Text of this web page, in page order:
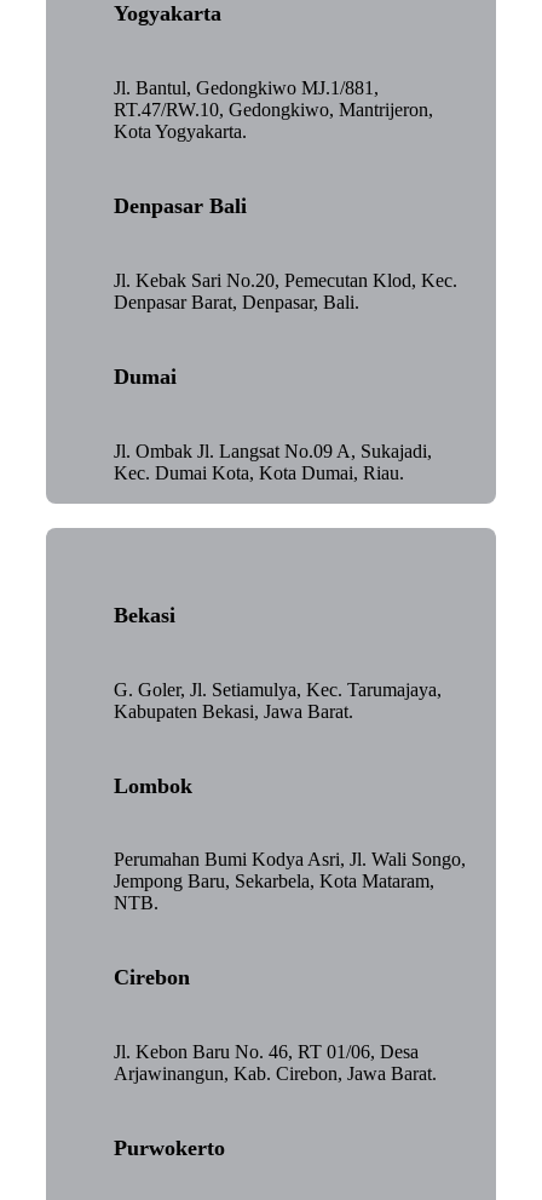
Yogyakarta
Jl. Bantul, Gedongkiwo MJ.1/881,
RT.47/RW.10, Gedongkiwo, Mantrijeron,
Kota Yogyakarta.
Denpasar Bali
Jl. Kebak Sari No.20, Pemecutan Klod, Kec.
Denpasar Barat, Denpasar, Bali.
Dumai
Jl. Ombak Jl. Langsat No.09 A, Sukajadi,
Kec. Dumai Kota, Kota Dumai, Riau.
Bekasi
G. Goler, Jl. Setiamulya, Kec. Tarumajaya,
Kabupaten Bekasi, Jawa Barat.
Lombok
Perumahan Bumi Kodya Asri, Jl. Wali Songo,
Jempong Baru, Sekarbela, Kota Mataram,
NTB.
Cirebon
Jl. Kebon Baru No. 46, RT 01/06, Desa
Arjawinangun, Kab. Cirebon, Jawa Barat.
Purwokerto